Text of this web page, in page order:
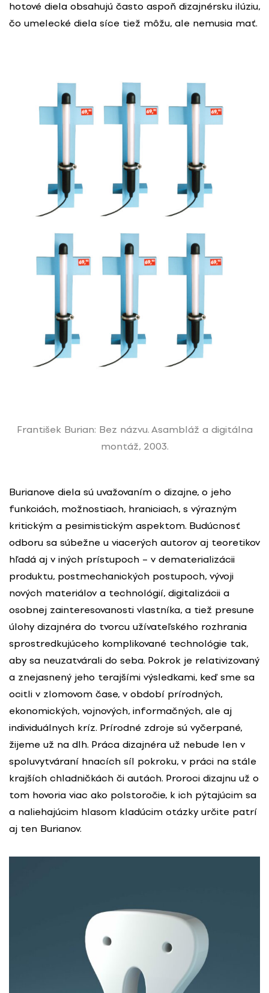
hotové diela obsahujú často aspoň dizajnérsku ilúziu,
čo umelecké diela síce tiež môžu, ale nemusia mať.
František Burian: Bez názvu. Asambláž a digitálna
montáž, 2003.
Burianove diela sú uvažovaním o dizajne, o jeho
funkciách, možnostiach, hraniciach, s výrazným
kritickým a pesimistickým aspektom. Budúcnosť
odboru sa súbežne u viacerých autorov aj teoretikov
hľadá aj v iných prístupoch – v dematerializácii
produktu, postmechanických postupoch, vývoji
nových materiálov a technológií, digitalizácii a
osobnej zainteresovanosti vlastníka, a tiež presune
úlohy dizajnéra do tvorcu užívateľského rozhrania
sprostredkujúceho komplikované technológie tak,
aby sa neuzatvárali do seba. Pokrok je relativizovaný
a znejasnený jeho terajšími výsledkami, keď sme sa
ocitli v zlomovom čase, v období prírodných,
ekonomických, vojnových, informačných, ale aj
individuálnych kríz. Prírodné zdroje sú vyčerpané,
žijeme už na dlh. Práca dizajnéra už nebude len v
spoluvytváraní hnacích síl pokroku, v práci na stále
krajších chladničkách či autách. Proroci dizajnu už o
tom hovoria viac ako polstoročie, k ich pýtajúcim sa
a naliehajúcim hlasom kladúcim otázky určite patrí
aj ten Burianov.